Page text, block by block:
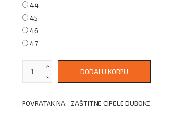
44
45
46
47
POVRATAK NA: ZAŠTITNE CIPELE DUBOKE